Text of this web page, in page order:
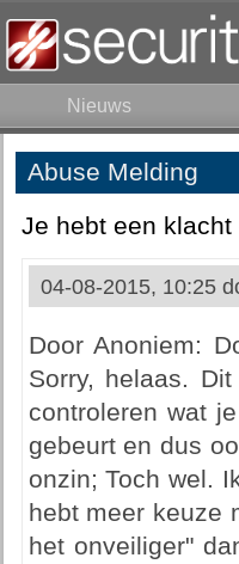
Nieuws
Abuse Melding
Je hebt een
04-08-2015, 10:25
Door Anoniem:
Sorry, helaas.
controleren wat
gebeurt en dus
onzin; Toch wel.
hebt meer keuze
het onveiliger"